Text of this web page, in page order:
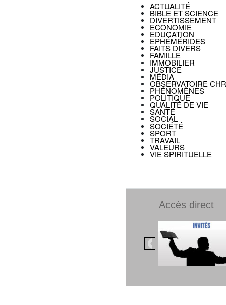
ACTUALITÉ
BIBLE ET SCIENCE
DIVERTISSEMENT
ECONOMIE
EDUCATION
EPHÉMÉRIDES
FAITS DIVERS
FAMILLE
IMMOBILIER
JUSTICE
MÉDIA
OBSERVATOIRE
PHÉNOMÈNES
POLITIQUE
QUALITÉ DE VIE
SANTÉ
SOCIAL
SOCIÉTÉ
SPORT
TRAVAIL
VALEURS
VIE SPIRITUELLE
Accès direct